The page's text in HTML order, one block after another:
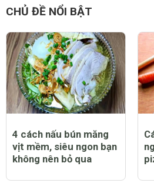
CHỦ ĐỀ NỔI BẬT
4 cách nấu bún măng
vịt mềm, siêu ngon bạn
không nên bỏ qua